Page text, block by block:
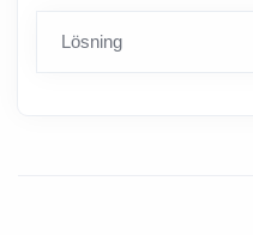
Lösning